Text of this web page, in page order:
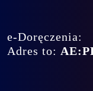
e-Doręczenia:
Adres to: